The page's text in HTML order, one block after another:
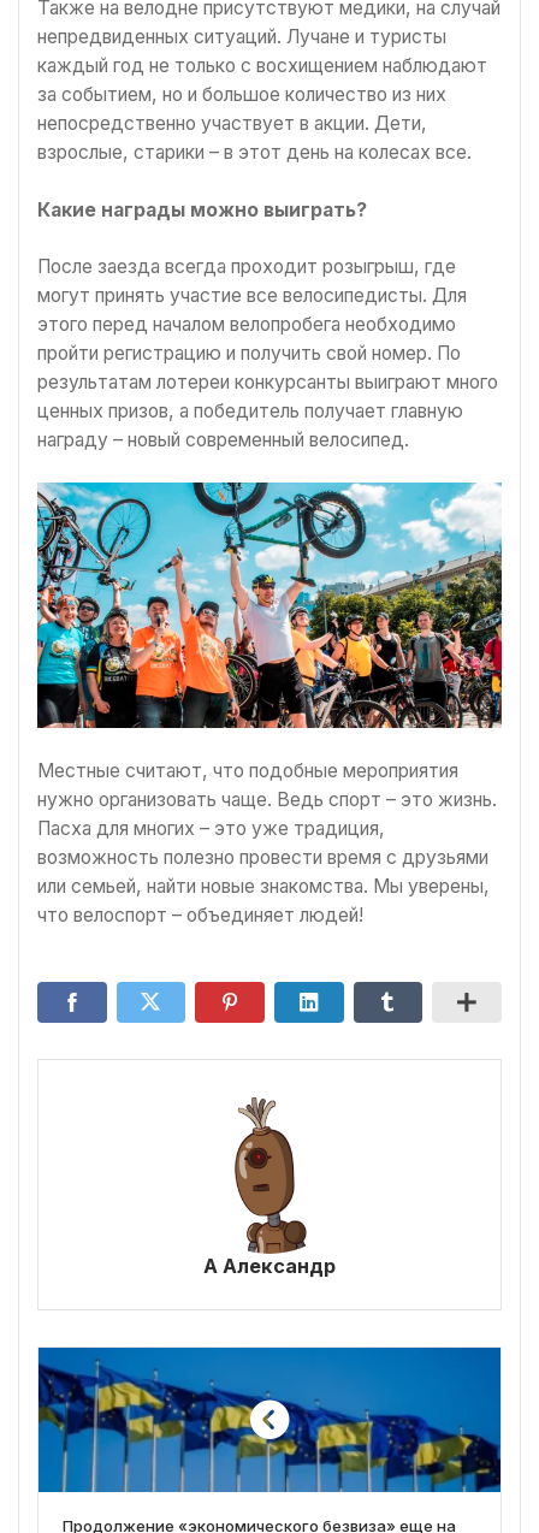
Также на велодне присутствуют медики, на случай
непредвиденных ситуаций. Лучане и туристы
каждый год не только с восхищением наблюдают
за событием, но и большое количество из них
непосредственно участвует в акции. Дети,
взрослые, старики – в этот день на колесах все.
Какие награды можно выиграть?
После заезда всегда проходит розыгрыш, где
могут принять участие все велосипедисты. Для
этого перед началом велопробега необходимо
пройти регистрацию и получить свой номер. По
результатам лотереи конкурсанты выиграют много
ценных призов, а победитель получает главную
награду – новый современный велосипед.
Местные считают, что подобные мероприятия
нужно организовать чаще. Ведь спорт – это жизнь.
Пасха для многих – это уже традиция,
возможность полезно провести время с друзьями
или семьей, найти новые знакомства. Мы уверены,
что велоспорт – объединяет людей!
А Александр
Продолжение «экономического безвиза» еще на